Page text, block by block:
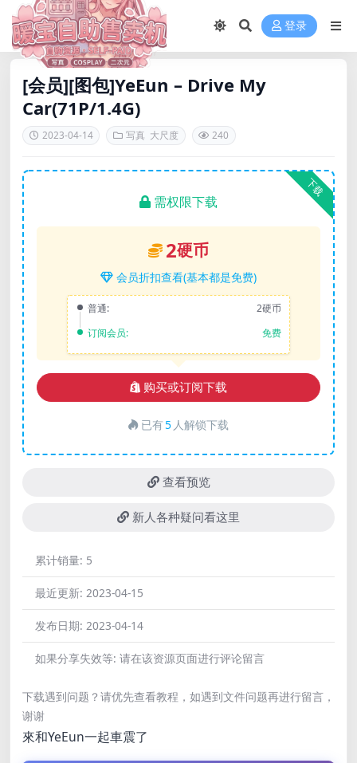
登录
[会员][图包]YeEun – Drive My
Car(71P/1.4G)
2023-04-14 写真 大尺度 240
下载
需权限下载
2硬币
会员折扣查看(基本都是免费)
普通:
2硬币
订阅会员:
免费
购买或订阅下载
已有5 人解锁下载
查看预览
新人各种疑问看这里
累计销量: 5
最近更新: 2023-04-15
发布日期: 2023-04-14
如果分享失效等: 请在该资源页面进行评论留言
下载遇到问题？请优先查看教程，如遇到文件问题再进行留言，
谢谢
來和YeEun一起車震了